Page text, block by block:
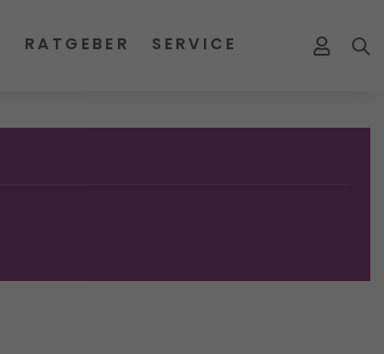
RATGEBER SERVICE